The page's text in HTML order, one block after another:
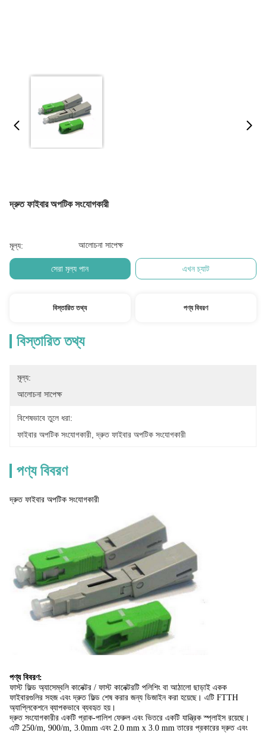
দ্রুত ফাইবার অপটিক সংযোগকারী
মূল্য: আলোচনা সাপেক্ষ
সেরা মূল্য পান এখন চ্যাট
বিস্তারিত তথ্য পণ্য বিবরণ
বিস্তারিত তথ্য
মূল্য:
আলোচনা সাপেক্ষ
বিশেষভাবে তুলে ধরা:
ফাইবার অপটিক সংযোগকারী , দ্রুত ফাইবার অপটিক সংযোগকারী
পণ্য বিবরণ
দ্রুত ফাইবার অপটিক সংযোগকারী
পণ্য বিবরণ:
ফাস্ট ফিল্ড অ্যাসেম্বলি কানেক্টর / ফাস্ট কানেক্টরটি পলিশিং বা আঠালো ছাড়াই একক
ফাইবারগুলির সহজ এবং দ্রুত ফিল্ড শেষ করার জন্য ডিজাইন করা হয়েছে। এটি FTTH
অ্যাপ্লিকেশনে ব্যাপকভাবে ব্যবহৃত হয়।
দ্রুত সংযোগকারীর একটি প্রাক-পালিশ ফেরুল এবং ভিতরে একটি যান্ত্রিক স্প্লাইস রয়েছে।
এটি 250/m, 900/m, 3.0mm এবং 2.0 mm x 3.0 mm তারের প্রকারের দ্রুত এবং